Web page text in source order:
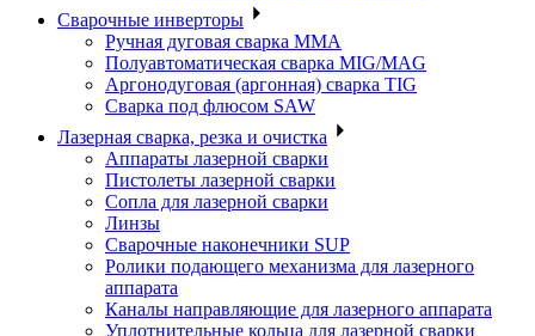
Сварочные инверторы
Ручная дуговая сварка MMA
Полуавтоматическая сварка MIG/MAG
Аргонодуговая (аргонная) сварка TIG
Сварка под флюсом SAW
Лазерная сварка, резка и очистка
Аппараты лазерной сварки
Пистолеты лазерной сварки
Сопла для лазерной сварки
Линзы
Сварочные наконечники SUP
Ролики подающего механизма для лазерного
аппарата
Каналы направляющие для лазерного аппарата
Уплотнительные кольца для лазерной сварки